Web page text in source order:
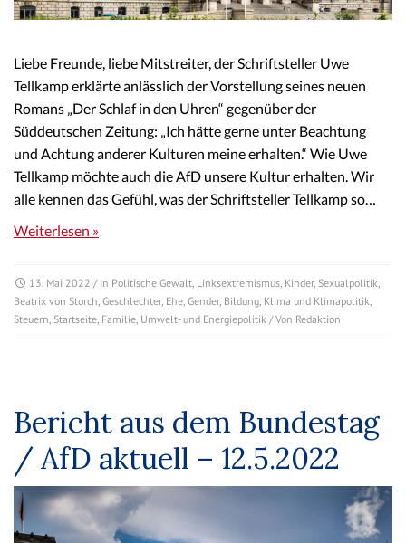
Liebe Freunde, liebe Mitstreiter, der Schriftsteller Uwe
Tellkamp erklärte anlässlich der Vorstellung seines neuen
Romans „Der Schlaf in den Uhren“ gegenüber der
Süddeutschen Zeitung: „Ich hätte gerne unter Beachtung
und Achtung anderer Kulturen meine erhalten.“ Wie Uwe
Tellkamp möchte auch die AfD unsere Kultur erhalten. Wir
alle kennen das Gefühl, was der Schriftsteller Tellkamp so…
Weiterlesen »
13. Mai 2022 / In Politische Gewalt, Linksextremismus, Kinder, Sexualpolitik,
Beatrix von Storch, Geschlechter, Ehe, Gender, Bildung, Klima und Klimapolitik,
Steuern, Startseite, Familie, Umwelt- und Energiepolitik / Von Redaktion
Bericht aus dem Bundestag
/ AfD aktuell – 12.5.2022